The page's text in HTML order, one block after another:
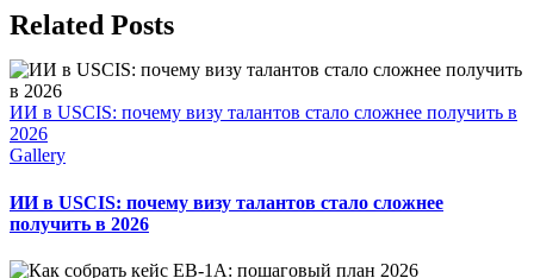
Related Posts
ИИ в USCIS: почему визу талантов стало сложнее получить в
2026
Gallery
ИИ в USCIS: почему визу талантов стало сложнее
получить в 2026